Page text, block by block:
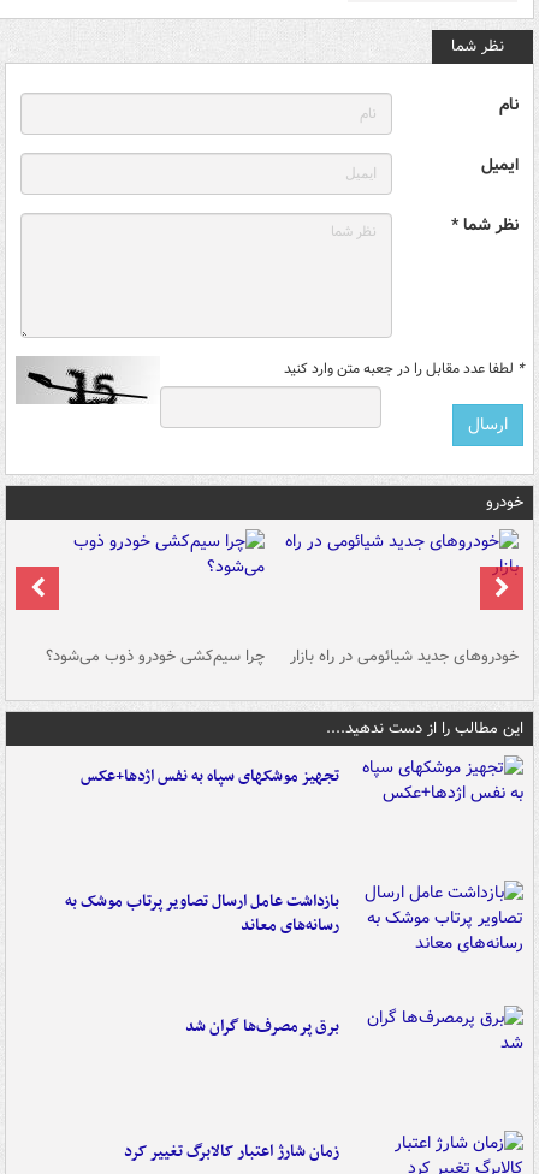
نظر شما
نام
ایمیل
نظر شما *
* لطفا عدد مقابل را در جعبه متن وارد کنید
خودرو
خودروهای جدید شیائومی در راه بازار چرا سیم‌کشی خودرو ذوب می‌شود؟
این مطالب را از دست ندهید....
تجهیز موشکهای سپاه به نفس اژدها+عکس
بازداشت عامل ارسال تصاویر پرتاب موشک به
رسانه‌های معاند
برق پرمصرف‌ها گران شد
زمان شارژ اعتبار کالابرگ تغییر کرد